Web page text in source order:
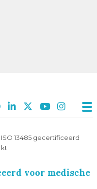
ISO 13485 gecertificeerd
voor medische